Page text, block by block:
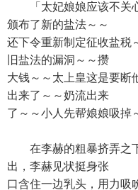
「太妃娘娘应该不关心
颁布了新的盐法～～
还下令重新制定征收盐税
旧盐法的漏洞～～攒
大钱～～太上皇这是要断
出来了～～奶流出来
了～～小人先帮娘娘吸掉
在李赫的粗暴挤弄之下
出，李赫见状挺身张
口含住一边乳头，用力吸